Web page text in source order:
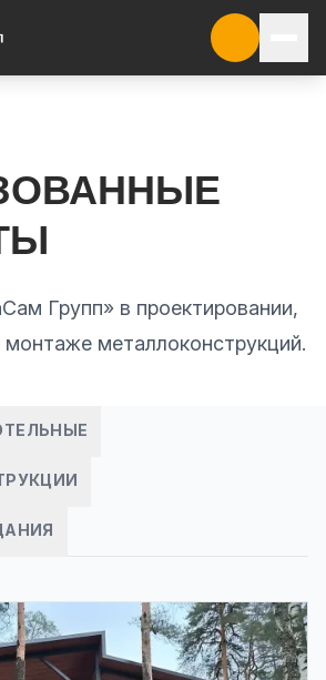
Групп» в проектировании,
монтаже металлоконструкций.